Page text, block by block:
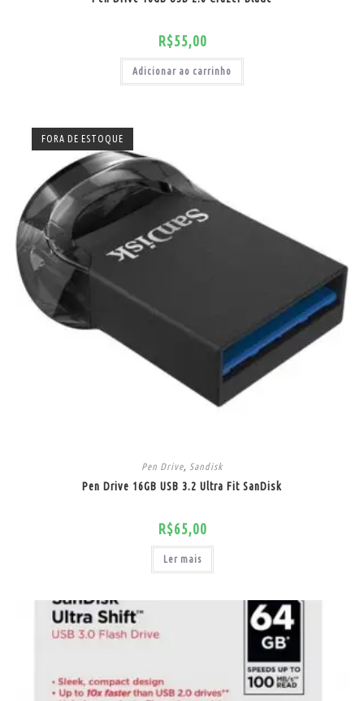
R$55,00
Adicionar ao carrinho
FORA DE ESTOQUE
Pen Drive, Sandisk
Pen Drive 16GB USB 3.2 Ultra Fit SanDisk
R$65,00
Ler mais